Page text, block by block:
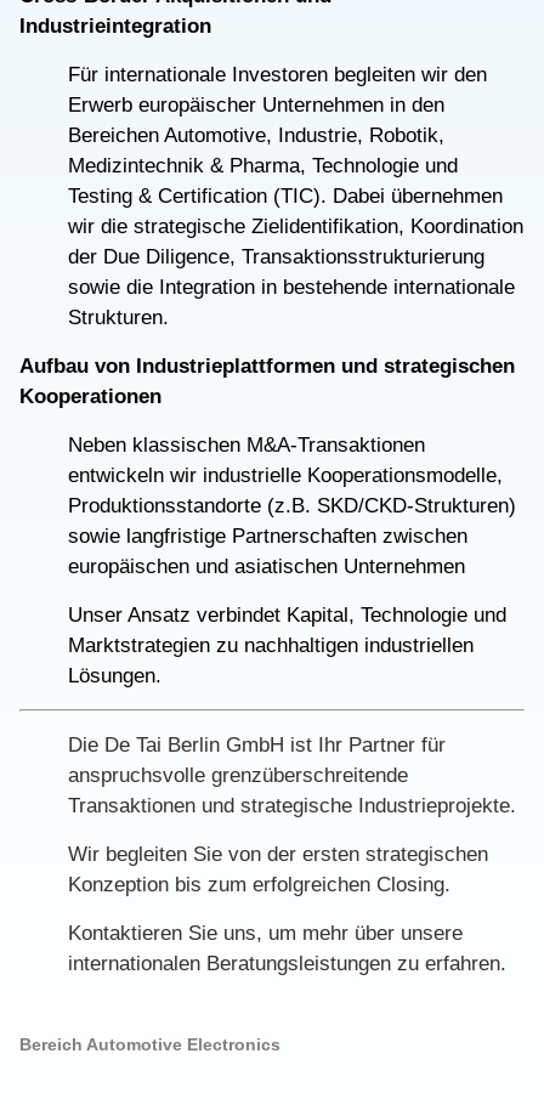
Industrieintegration
Für internationale Investoren begleiten wir den
Erwerb europäischer Unternehmen in den
Bereichen Automotive, Industrie, Robotik,
Medizintechnik & Pharma, Technologie und
Testing & Certification (TIC). Dabei übernehmen
wir die strategische Zielidentifikation, Koordination
der Due Diligence, Transaktionsstrukturierung
sowie die Integration in bestehende internationale
Strukturen.
Aufbau von Industrieplattformen und strategischen
Kooperationen
Neben klassischen M&A-Transaktionen
entwickeln wir industrielle Kooperationsmodelle,
Produktionsstandorte (z.B. SKD/CKD-Strukturen)
sowie langfristige Partnerschaften zwischen
europäischen und asiatischen Unternehmen
Unser Ansatz verbindet Kapital, Technologie und
Marktstrategien zu nachhaltigen industriellen
Lösungen.
Die De Tai Berlin GmbH ist Ihr Partner für
anspruchsvolle grenzüberschreitende
Transaktionen und strategische Industrieprojekte.
Wir begleiten Sie von der ersten strategischen
Konzeption bis zum erfolgreichen Closing.
Kontaktieren Sie uns, um mehr über unsere
internationalen Beratungsleistungen zu erfahren.
Bereich Automotive Electronics